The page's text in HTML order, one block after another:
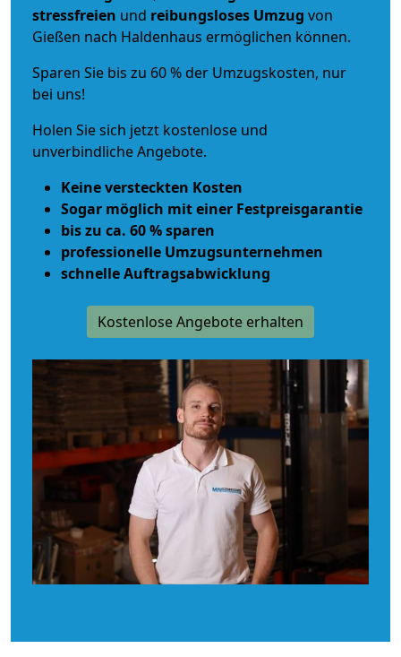
stressfreien und reibungsloses Umzug von
Gießen nach Haldenhaus ermöglichen können.
Sparen Sie bis zu 60 % der Umzugskosten, nur
bei uns!
Holen Sie sich jetzt kostenlose und
unverbindliche Angebote.
Keine versteckten Kosten
Sogar möglich mit einer Festpreisgarantie
bis zu ca. 60 % sparen
professionelle Umzugsunternehmen
schnelle Auftragsabwicklung
Kostenlose Angebote erhalten